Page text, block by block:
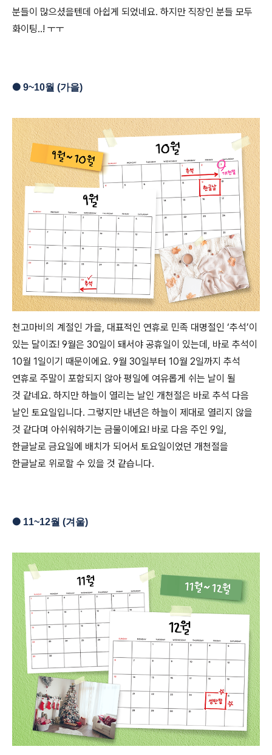
분들이 많으셨을텐데 아쉽게 되었네요. 하지만 직장인 분들 모두
화이팅..! ㅜㅜ
● 9~10월 (가을)
천고마비의 계절인 가을, 대표적인 연휴로 민족 대명절인 ‘추석’이
있는 달이죠! 9월은 30일이 돼서야 공휴일이 있는데, 바로 추석이
10월 1일이기 때문이에요. 9월 30일부터 10월 2일까지 추석
연휴로 주말이 포함되지 않아 평일에 여유롭게 쉬는 날이 될
것 같네요. 하지만 하늘이 열리는 날인 개천절은 바로 추석 다음
날인 토요일입니다. 그렇지만 내년은 하늘이 제대로 열리지 않을
것 같다며 아쉬워하기는 금물이에요! 바로 다음 주인 9일,
한글날로 금요일에 배치가 되어서 토요일이었던 개천절을
한글날로 위로할 수 있을 것 같습니다.
● 11~12월 (겨울)